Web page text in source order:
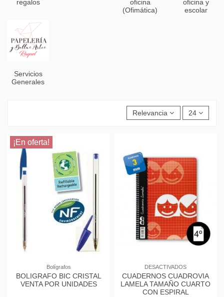
regalos
oficina
(Ofimática)
oficina y
escolar
Servicios
Generales
Relevancia 24
¡En oferta!
Bolígrafos
BOLIGRAFO BIC CRISTAL
VENTA POR UNIDADES
DESACTIVADOS
CUADERNOS CUADROVIA
LAMELA TAMAÑO CUARTO
CON ESPIRAL